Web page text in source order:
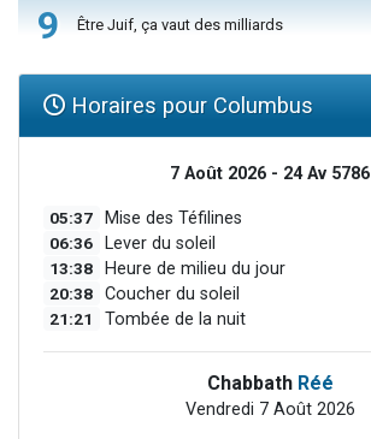
9 Être Juif, ça vaut des milliards
Horaires pour Columbus
7 Août 2026 - 24 Av 5786
05:37 Mise des Téfilines
06:36 Lever du soleil
13:38 Heure de milieu du jour
20:38 Coucher du soleil
21:21 Tombée de la nuit
Chabbath Réé
Vendredi 7 Août 2026